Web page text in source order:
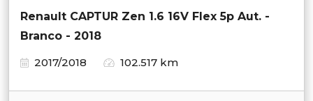
Renault CAPTUR Zen 1.6 16V Flex 5p Aut. -
Branco - 2018
2017/2018
102.517 km